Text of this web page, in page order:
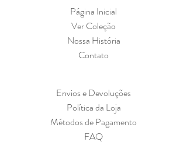
Página Inicial
Ver Coleção
Nossa História
Contato
Envios e Devoluções
Política da Loja
Métodos de Pagamento
FAQ